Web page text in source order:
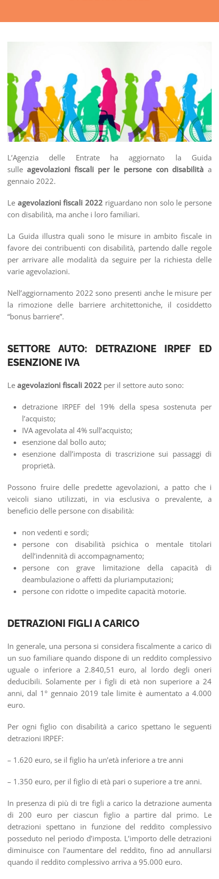
L’Agenzia delle Entrate ha aggiornato la Guida
sulle agevolazioni fiscali per le persone con disabilità a
gennaio 2022.
Le agevolazioni fiscali 2022riguardano non solo le persone
con disabilità, ma anche i loro familiari.
La Guida illustra quali sono le misure in ambito fiscale in
favore dei contribuenti con disabilità, partendo dalle regole
per arrivare alle modalità da seguire per la richiesta delle
varie agevolazioni.
Nell’aggiornamento 2022 sono presenti anche le misure per
la rimozione delle barriere architettoniche, il cosiddetto
“bonus barriere”.
SETTORE AUTO: DETRAZIONE IRPEF ED
ESENZIONE IVA
Le agevolazioni fiscali 2022 per il settore auto sono:
detrazione IRPEF del 19% della spesa sostenuta per
l’acquisto;
IVA agevolata al 4% sull’acquisto;
esenzione dal bollo auto;
esenzione dall’imposta di trascrizione sui passaggi di
proprietà.
Possono fruire delle predette agevolazioni, a patto che i
veicoli siano utilizzati, in via esclusiva o prevalente, a
beneficio delle persone con disabilità:
non vedenti e sordi;
persone con disabilità psichica o mentale titolari
dell’indennità di accompagnamento;
persone con grave limitazione della capacità di
deambulazione o affetti da pluriamputazioni;
persone con ridotte o impedite capacità motorie.
DETRAZIONI FIGLI A CARICO
In generale, una persona si considera fiscalmente a carico di
un suo familiare quando dispone di un reddito complessivo
uguale o inferiore a 2.840,51 euro, al lordo degli oneri
deducibili. Solamente per i figli di età non superiore a 24
anni, dal 1° gennaio 2019 tale limite è aumentato a 4.000
euro.
Per ogni figlio con disabilità a carico spettano le seguenti
detrazioni IRPEF:
– 1.620 euro, se il figlio ha un’età inferiore a tre anni
– 1.350 euro, per il figlio di età pari o superiore a tre anni.
In presenza di più di tre figli a carico la detrazione aumenta
di 200 euro per ciascun figlio a partire dal primo. Le
detrazioni spettano in funzione del reddito complessivo
posseduto nel periodo d’imposta. L’importo delle detrazioni
diminuisce con l’aumentare del reddito, fino ad annullarsi
quando il reddito complessivo arriva a 95.000 euro.